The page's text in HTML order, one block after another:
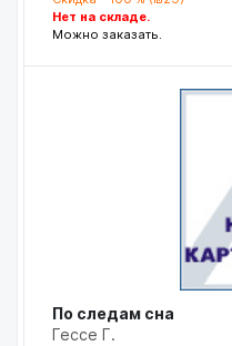
Нет на складе.
Можно заказать.
По следам сна
Гессе Г.